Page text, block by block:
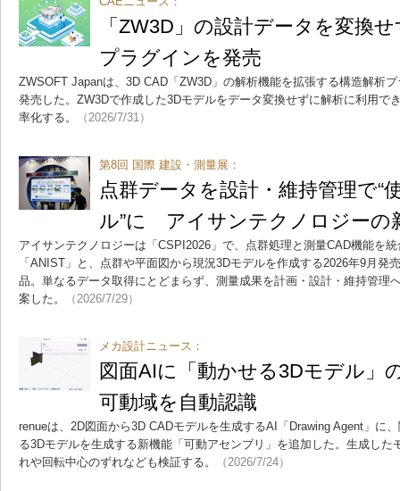
「ZW3D」の設計データを変換
プラグインを発売
ZWSOFT Japanは、3D CAD「ZW3D」の解析機能を拡張する構造解析
発売した。ZW3Dで作成した3Dモデルをデータ変換せずに解析に利用で
率化する。
（2026/7/31）
第8回 国際 建設・測量展：
点群データを設計・維持管理で“
ル”に アイサンテクノロジーの
アイサンテクノロジーは「CSPI2026」で、点群処理と測量CAD機能を
「ANIST」と、点群や平面図から現況3Dモデルを作成する2026年9月発
品。単なるデータ取得にとどまらず、測量成果を計画・設計・維持管理
案した。
（2026/7/29）
メカ設計ニュース：
図面AIに「動かせる3Dモデル」
可動域を自動認識
renueは、2D図面から3D CADモデルを生成するAI「Drawing Agent」に
る3Dモデルを生成する新機能「可動アセンブリ」を追加した。生成した
れや回転中心のずれなども検証する。
（2026/7/24）